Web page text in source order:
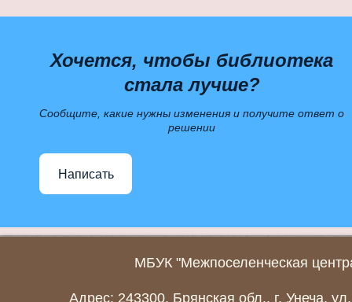
Хочется, чтобы библиотека
стала лучше?
Сообщите, какие нужны изменения и получите ответ о
решении
Написать
МБУК "Межпоселенческая
Адрес: 243300, Брянская обл., г. Унеча,